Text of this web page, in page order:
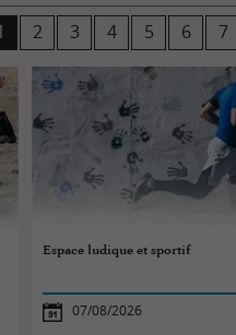
2 3 4 5 6 7
Espace ludique et sportif
07/08/2026